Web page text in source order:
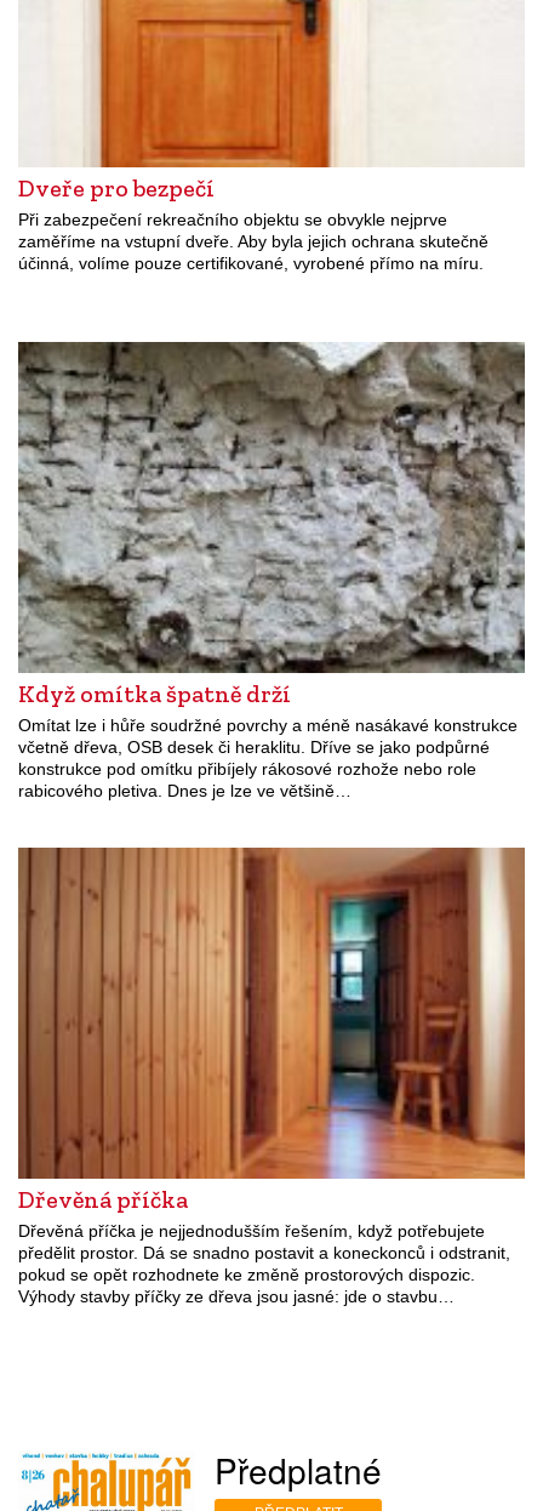
Dveře pro bezpečí
Při zabezpečení rekreačního objektu se obvykle nejprve
zaměříme na vstupní dveře. Aby byla jejich ochrana skutečně
účinná, volíme pouze certifikované, vyrobené přímo na míru.
Když omítka špatně drží
Omítat lze i hůře soudržné povrchy a méně nasákavé konstrukce
včetně dřeva, OSB desek či heraklitu. Dříve se jako podpůrné
konstrukce pod omítku přibíjely rákosové rozhože nebo role
rabicového pletiva. Dnes je lze ve většině…
Dřevěná příčka
Dřevěná příčka je nejjednodušším řešením, když potřebujete
předělit prostor. Dá se snadno postavit a koneckonců i odstranit,
pokud se opět rozhodnete ke změně prostorových dispozic.
Výhody stavby příčky ze dřeva jsou jasné: jde o stavbu…
Předplatné